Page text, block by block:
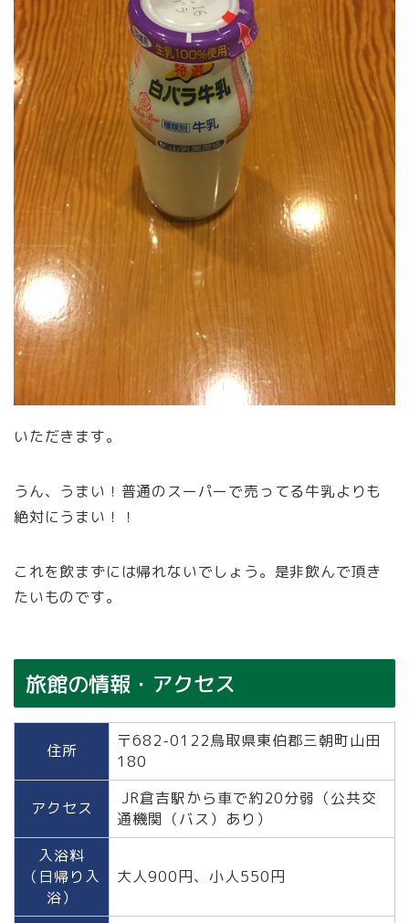
いただきます。
うん、うまい！普通のスーパーで売ってる牛乳よりも
絶対にうまい！！
これを飲まずには帰れないでしょう。是非飲んで頂き
たいものです。
旅館の情報・アクセス
住所
〒682-0122鳥取県東伯郡三朝町山田
180
アクセス
JR倉吉駅から車で約20分弱（公共交
通機関（バス）あり）
入浴料
（日帰り入
浴）
大人900円、小人550円